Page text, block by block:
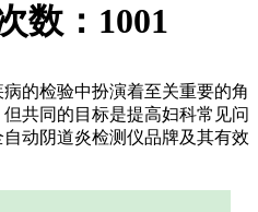
数： 1001
的检验中扮演着至关重要的角
共同的目标是提高妇科常见问
动阴道炎检测仪品牌及其有效